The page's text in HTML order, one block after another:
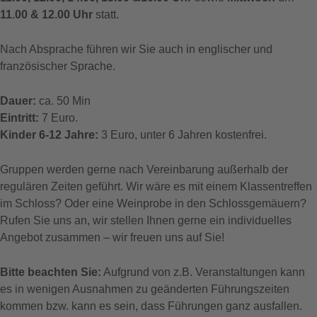
11.00 & 12.00 Uhr statt.
Nach Absprache führen wir Sie auch in englischer und
französischer Sprache.
Dauer: ca. 50 Min
Eintritt: 7 Euro.
Kinder 6-12 Jahre: 3 Euro, unter 6 Jahren kostenfrei.
Gruppen werden gerne nach Vereinbarung außerhalb der
regulären Zeiten geführt. Wir wäre es mit einem Klassentreffen
im Schloss? Oder eine Weinprobe in den Schlossgemäuern?
Rufen Sie uns an, wir stellen Ihnen gerne ein individuelles
Angebot zusammen – wir freuen uns auf Sie!
Bitte beachten Sie: Aufgrund von z.B. Veranstaltungen kann
es in wenigen Ausnahmen zu geänderten Führungszeiten
kommen bzw. kann es sein, dass Führungen ganz ausfallen.